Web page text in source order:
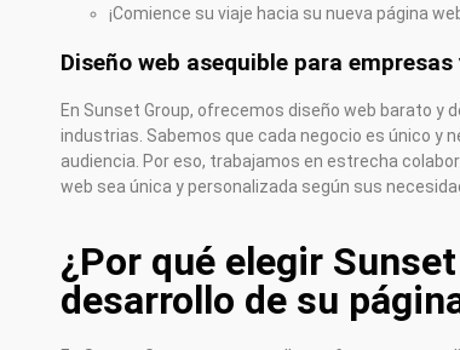
¡Comience su viaje hacia su nueva página
Diseño web asequible para
En Sunset Group, ofrecemos diseño web barato y
industrias. Sabemos que cada negocio es único y
audiencia. Por eso, trabajamos en estrecha
web sea única y personalizada según sus
¿Por qué elegir
desarrollo de su